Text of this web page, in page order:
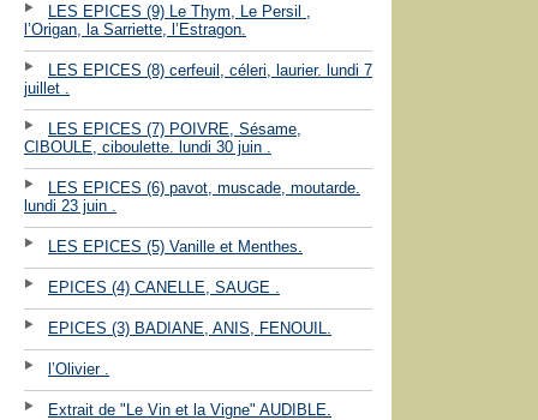
LES EPICES (9) Le Thym, Le Persil ,
l’Origan, la Sarriette, l’Estragon.
LES EPICES (8) cerfeuil, céleri, laurier. lundi 7
juillet .
LES EPICES (7) POIVRE, Sésame,
CIBOULE, ciboulette. lundi 30 juin .
LES EPICES (6) pavot, muscade, moutarde.
lundi 23 juin .
LES EPICES (5) Vanille et Menthes.
EPICES (4) CANELLE, SAUGE .
EPICES (3) BADIANE, ANIS, FENOUIL.
l’Olivier .
Extrait de "Le Vin et la Vigne" AUDIBLE.